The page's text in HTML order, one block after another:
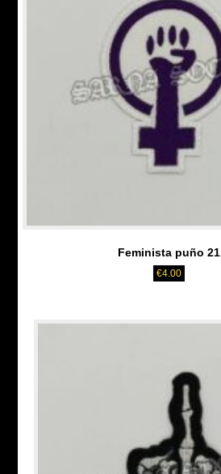
Feminista puño 21
€4.00